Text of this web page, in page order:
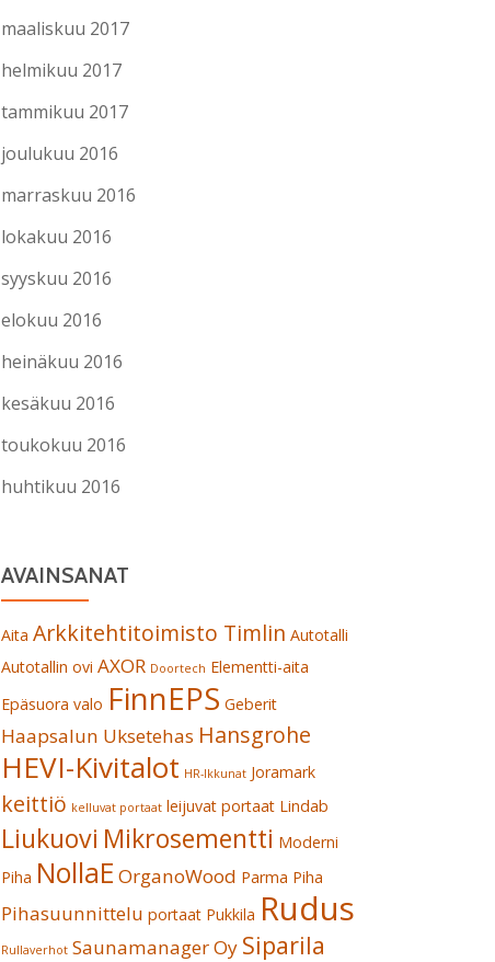
maaliskuu 2017
helmikuu 2017
tammikuu 2017
joulukuu 2016
marraskuu 2016
lokakuu 2016
syyskuu 2016
elokuu 2016
heinäkuu 2016
kesäkuu 2016
toukokuu 2016
huhtikuu 2016
AVAINSANAT
Aita Arkkitehtitoimisto Timlin Autotalli
Autotallin ovi AXOR Doortech Elementti-aita
Epäsuora valo FinnEPS Geberit
Haapsalun Uksetehas Hansgrohe
HEVI-Kivitalot HR-Ikkunat Joramark
keittiö kelluvat portaat leijuvat portaat Lindab
Liukuovi Mikrosementti Moderni
Piha NollaE OrganoWood Parma Piha
Pihasuunnittelu portaat Pukkila Rudus
Rullaverhot Saunamanager Oy Siparila